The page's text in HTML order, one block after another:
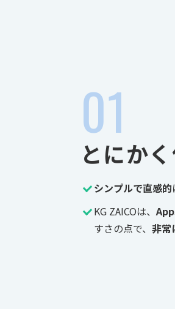
とにか
シンプルで直感的
KG ZAICOは、
すさの点で、 非常